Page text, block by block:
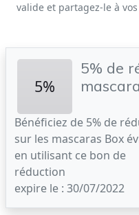
valide et partagez-le à
5%
5% de
Bénéficiez de 5% de
sur les mascaras Box
en utilisant ce bon de
réduction
expire le : 30/07/2022